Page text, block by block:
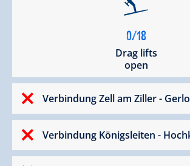
0/18
Drag lifts
open
Verbindung Zell am Ziller -
Verbindung Königsleiten -